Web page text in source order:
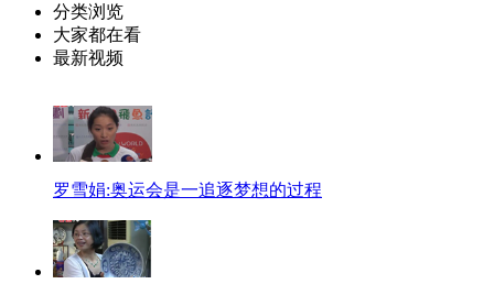
分类浏览
大家都在看
最新视频
罗雪娟:奥运会是一追逐梦想的过程